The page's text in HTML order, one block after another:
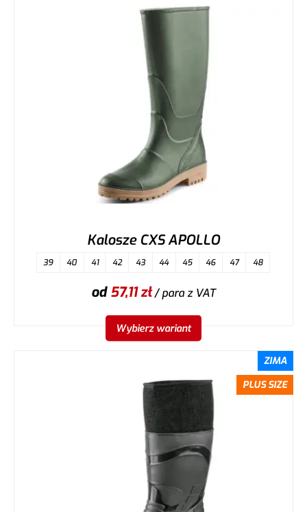
Kalosze CXS APOLLO
39 40 41 42 43 44 45 46 47 48
od57,11zł/ paraz VAT
Wybierz wariant
ZIMA
PLUS SIZE